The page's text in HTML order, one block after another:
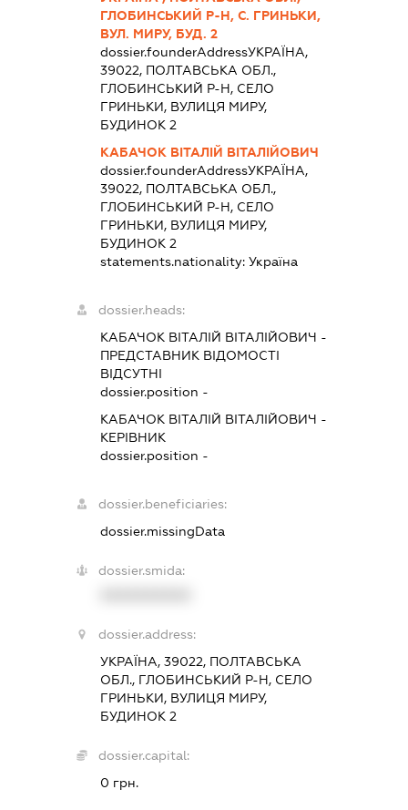
ГЛОБИНСЬКИЙ Р-Н, С. ГРИНЬКИ,
ВУЛ. МИРУ, БУД. 2
dossier.founderAddressУКРАЇНА,
39022, ПОЛТАВСЬКА ОБЛ.,
ГЛОБИНСЬКИЙ Р-Н, СЕЛО
ГРИНЬКИ, ВУЛИЦЯ МИРУ,
БУДИНОК 2
КАБАЧОК ВІТАЛІЙ ВІТАЛІЙОВИЧ
dossier.founderAddressУКРАЇНА,
39022, ПОЛТАВСЬКА ОБЛ.,
ГЛОБИНСЬКИЙ Р-Н, СЕЛО
ГРИНЬКИ, ВУЛИЦЯ МИРУ,
БУДИНОК 2
statements.nationality:Україна
dossier.heads:
КАБАЧОК ВІТАЛІЙ ВІТАЛІЙОВИЧ -
ПРЕДСТАВНИК ВІДОМОСТІ
ВІДСУТНІ
dossier.position -
КАБАЧОК ВІТАЛІЙ ВІТАЛІЙОВИЧ -
КЕРІВНИК
dossier.position -
dossier.beneficiaries:
dossier.missingData
dossier.smida:
dossier.address:
УКРАЇНА, 39022, ПОЛТАВСЬКА
ОБЛ., ГЛОБИНСЬКИЙ Р-Н, СЕЛО
ГРИНЬКИ, ВУЛИЦЯ МИРУ,
БУДИНОК 2
dossier.capital:
0 грн.